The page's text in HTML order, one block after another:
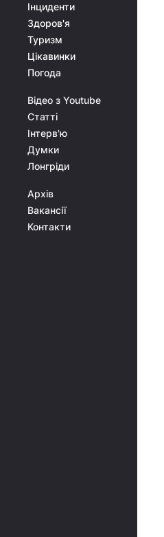
Інциденти
Здоров'я
Туризм
Цікавинки
Погода
Відео з Youtube
Статті
Інтерв'ю
Думки
Лонгріди
Архів
Вакансії
Контакти